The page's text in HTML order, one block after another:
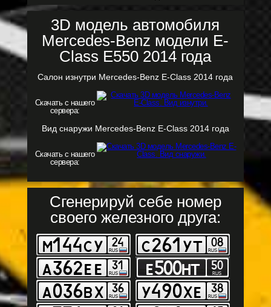
3D модель автомобиля
Mercedes-Benz модели E-
Class E550 2014 года
Салон изнутри Mercedes-Benz E-Class 2014 года
Скачать с нашего
сервера:
Вид снаружи Mercedes-Benz E-Class 2014 года
Скачать с нашего
сервера:
Сгенерируй себе номер
своего железного друга: